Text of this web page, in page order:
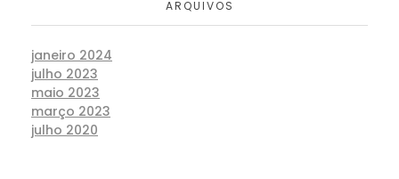
ARQUIVOS
janeiro 2024
julho 2023
maio 2023
março 2023
julho 2020